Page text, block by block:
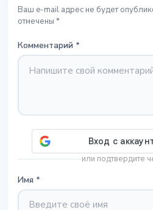
Ваш e-mail адрес не будет
отмечены *
Комментарий *
или подтвердите
Имя *